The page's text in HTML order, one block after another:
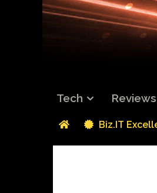
Tech Reviews
Biz.IT